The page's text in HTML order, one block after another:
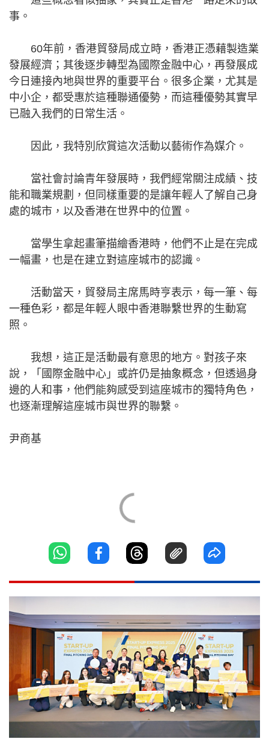
事。
60年前，香港貿發局成立時，香港正憑藉製造業
發展經濟；其後逐步轉型為國際金融中心，再發展成
今日連接內地與世界的重要平台。很多企業，尤其是
中小企，都受惠於這種聯通優勢，而這種優勢其實早
已融入我們的日常生活。
因此，我特別欣賞這次活動以藝術作為媒介。
當社會討論青年發展時，我們經常關注成績、技
能和職業規劃，但同樣重要的是讓年輕人了解自己身
處的城市，以及香港在世界中的位置。
當學生拿起畫筆描繪香港時，他們不止是在完成
一幅畫，也是在建立對這座城市的認識。
活動當天，貿發局主席馬時亨表示，每一筆、每
一種色彩，都是年輕人眼中香港聯繫世界的生動寫
照。
我想，這正是活動最有意思的地方。對孩子來
說，「國際金融中心」或許仍是抽象概念，但透過身
邊的人和事，他們能夠感受到這座城市的獨特角色，
也逐漸理解這座城市與世界的聯繫。
尹商基